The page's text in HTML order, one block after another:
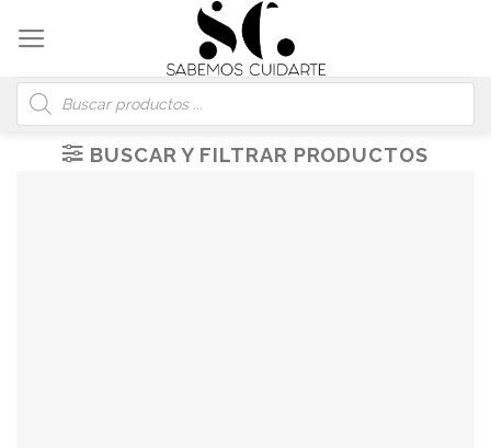
content
Búsqueda
de
productos
BUSCAR Y FILTRAR PRODUCTOS